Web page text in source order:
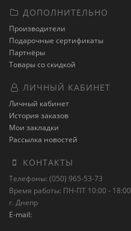
ДОПОЛНИТЕЛЬНО
Производители
Подарочные сертификаты
Партнёры
Товары со скидкой
ЛИЧНЫЙ КАБИНЕТ
Личный кабинет
История заказов
Мои закладки
Рассылка новостей
КОНТАКТЫ
Телефоны: (050) 965-53-73
Время работы: ПН-ПТ 10:00 - 18:00
г. Днепр
E-mail: